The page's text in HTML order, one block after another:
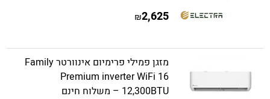
2,625
₪
מזגן פמילי פרימיום אינוורטר Family
Premium inverter WiFi 16
12,300BTU – משלוח חינם